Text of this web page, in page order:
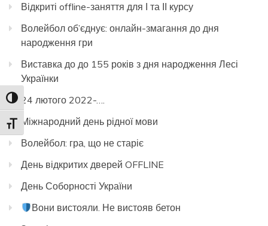
Toggle High Contrast
Toggle Font size
Відкриті offline-заняття для І та ІІ курсу
Волейбол об’єднує: онлайн-змагання до дня
народження гри
Виставка до до 155 років з дня народження Лесі
Українки
24 лютого 2022-….
Міжнародний день рідної мови
Волейбол: гра, що не старіє
День відкритих дверей OFFLINE
День Соборності України
Вони вистояли. Не вистояв бетон